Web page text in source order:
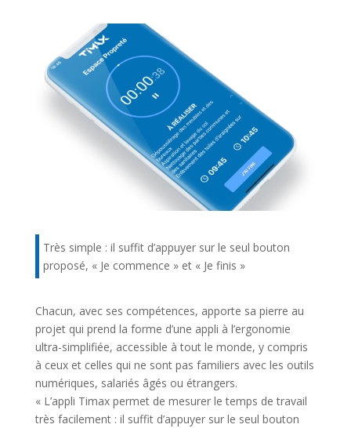
Très simple : il suffit d’appuyer sur le seul bouton
proposé, « Je commence » et « Je finis »
Chacun, avec ses compétences, apporte sa pierre au
projet qui prend la forme d’une appli à l’ergonomie
ultra-simplifiée, accessible à tout le monde, y compris
à ceux et celles qui ne sont pas familiers avec les outils
numériques, salariés âgés ou étrangers.
« L’appli Timax permet de mesurer le temps de travail
très facilement : il suffit d’appuyer sur le seul bouton